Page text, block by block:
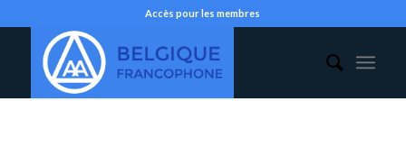
Accès pour les membres